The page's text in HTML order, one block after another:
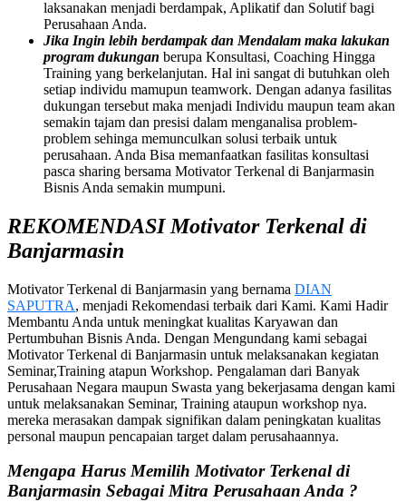
laksanakan menjadi berdampak, Aplikatif dan Solutif bagi
Perusahaan Anda.
Jika Ingin lebih berdampak dan Mendalam maka lakukan
program dukungan berupa Konsultasi, Coaching Hingga
Training yang berkelanjutan. Hal ini sangat di butuhkan oleh
setiap individu mamupun teamwork. Dengan adanya fasilitas
dukungan tersebut maka menjadi Individu maupun team akan
semakin tajam dan presisi dalam menganalisa problem-
problem sehinga memunculkan solusi terbaik untuk
perusahaan. Anda Bisa memanfaatkan fasilitas konsultasi
pasca sharing bersama Motivator Terkenal di Banjarmasin
Bisnis Anda semakin mumpuni.
REKOMENDASI Motivator Terkenal di
Banjarmasin
Motivator Terkenal di Banjarmasin yang bernama DIAN
SAPUTRA, menjadi Rekomendasi terbaik dari Kami. Kami Hadir
Membantu Anda untuk meningkat kualitas Karyawan dan
Pertumbuhan Bisnis Anda. Dengan Mengundang kami sebagai
Motivator Terkenal di Banjarmasin untuk melaksanakan kegiatan
Seminar,Training atapun Workshop. Pengalaman dari Banyak
Perusahaan Negara maupun Swasta yang bekerjasama dengan kami
untuk melaksanakan Seminar, Training ataupun workshop nya.
mereka merasakan dampak signifikan dalam peningkatan kualitas
personal maupun pencapaian target dalam perusahaannya.
Mengapa Harus Memilih Motivator Terkenal di
Banjarmasin Sebagai Mitra Perusahaan Anda ?